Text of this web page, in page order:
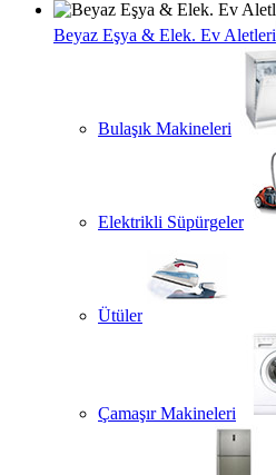
Beyaz Eşya & Elek. Ev Aletleri
Bulaşık Makineleri
Elektrikli Süpürgeler
Ütüler
Çamaşır Makineleri